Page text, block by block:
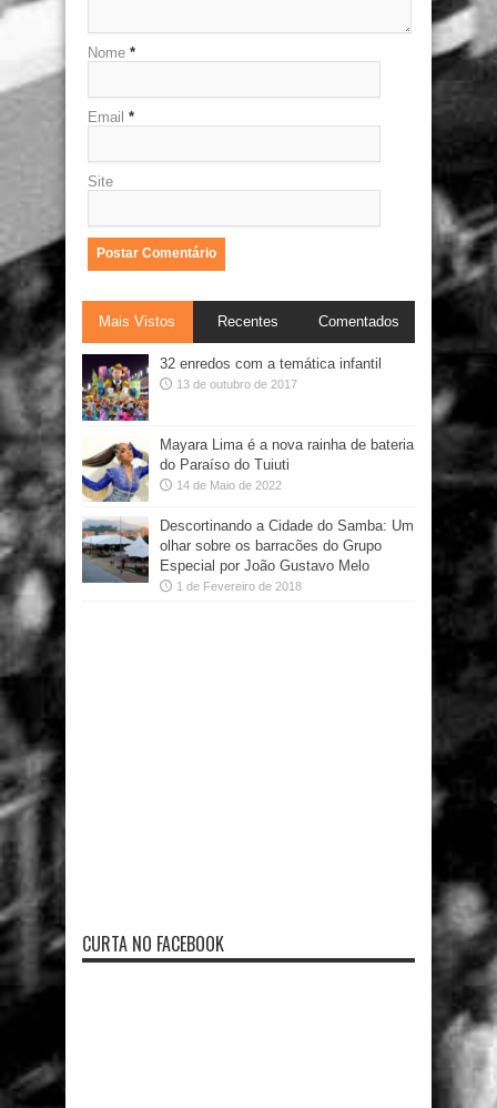
Nome *
Email *
Site
Mais Vistos Recentes Comentados
32 enredos com a temática infantil
13 de outubro de 2017
Mayara Lima é a nova rainha de bateria
do Paraíso do Tuiuti
14 de Maio de 2022
Descortinando a Cidade do Samba: Um
olhar sobre os barracões do Grupo
Especial por João Gustavo Melo
1 de Fevereiro de 2018
CURTA NO FACEBOOK